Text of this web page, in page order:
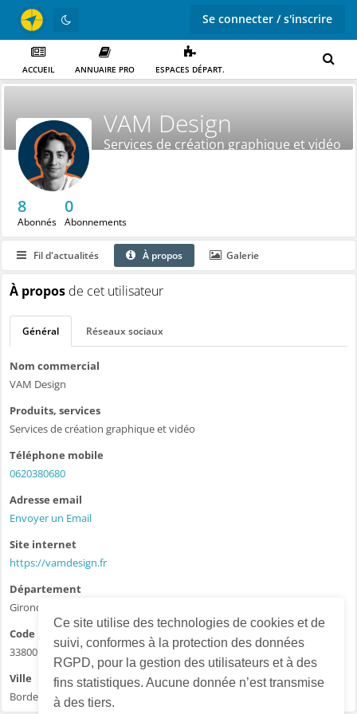
Ce site utilise des technologies de cookies et de
suivi, conformes à la protection des données
RGPD, pour la gestion des utilisateurs et à des
fins statistiques. Aucune donnée n’est transmise
à des tiers.
Se connecter / s'inscrire
ACCUEIL ANNUAIRE PRO ESPACES DÉPART.
VAM Design
Services de création graphique et vidéo
8
Abonnés
0
Abonnements
Fil d'actualités À propos Galerie
À propos de cet utilisateur
Général Réseaux sociaux
Nom commercial
VAM Design
Produits, services
Services de création graphique et vidéo
Téléphone mobile
0620380680
Adresse email
Envoyer un Email
Site internet
https://vamdesign.fr
Département
Gironde - 33
Code postal
33800
Ville
Bordeaux